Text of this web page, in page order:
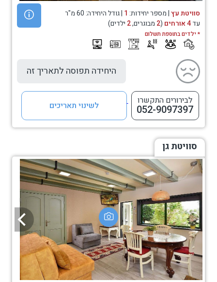
סוויטת עץ| מספר יחידות: 1 | גודל היחידה: 60 מ"ר
עד4 אורחים (
2 מבוגרים,2 ילדים)
* ילדים בתוספת תשלום
היחידה תפוסה לתאריך זה
לבירורים התקשרו
052-9097397 לשינוי תאריכים
סוויטת גן